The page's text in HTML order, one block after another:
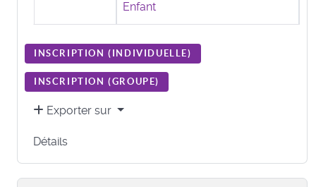
Enfant
INSCRIPTION ( INDIVIDUELLE)
INSCRIPTION (GROUPE)
Exporter sur
Détails